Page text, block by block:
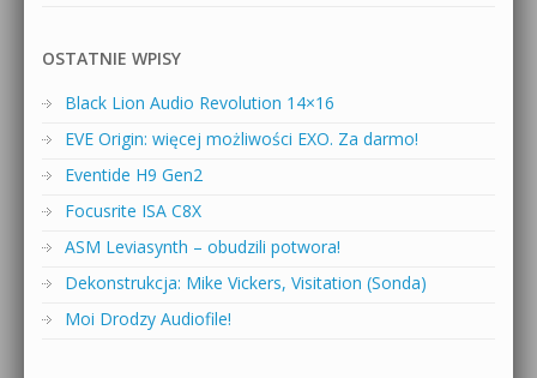
OSTATNIE WPISY
Black Lion Audio Revolution 14×16
EVE Origin: więcej możliwości EXO. Za darmo!
Eventide H9 Gen2
Focusrite ISA C8X
ASM Leviasynth – obudzili potwora!
Dekonstrukcja: Mike Vickers, Visitation (Sonda)
Moi Drodzy Audiofile!